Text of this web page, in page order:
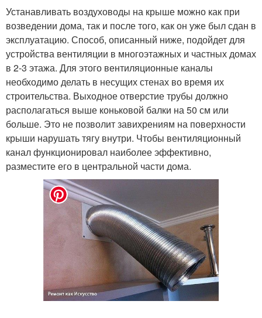
Устанавливать воздуховоды на крыше можно как при
возведении дома, так и после того, как он уже был сдан в
эксплуатацию. Способ, описанный ниже, подойдет для
устройства вентиляции в многоэтажных и частных домах
в 2-3 этажа. Для этого вентиляционные каналы
необходимо делать в несущих стенах во время их
строительства. Выходное отверстие трубы должно
располагаться выше коньковой балки на 50 см или
больше. Это не позволит завихрениям на поверхности
крыши нарушать тягу внутри. Чтобы вентиляционный
канал функционировал наиболее эффективно,
разместите его в центральной части дома.